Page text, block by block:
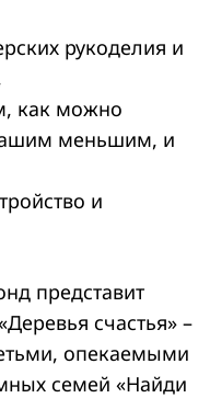
рукоделия и
как можно
меньшим, и
и
представит
счастья» –
опекаемыми
семей «Найди